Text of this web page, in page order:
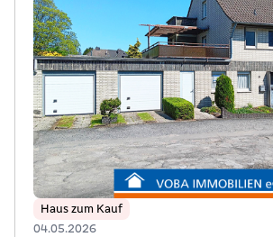
Haus zum Kauf
04.05.2026